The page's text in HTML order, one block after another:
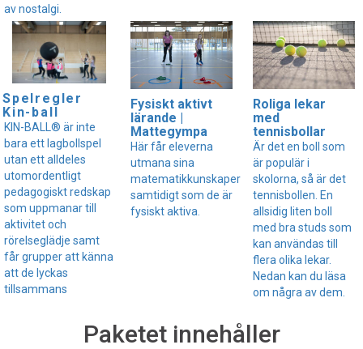
av nostalgi.
Spelregler
Kin-ball
KIN-BALL® är inte
bara ett lagbollspel
utan ett alldeles
utomordentligt
pedagogiskt redskap
som uppmanar till
aktivitet och
rörelseglädje samt
får grupper att känna
att de lyckas
tillsammans
Fysiskt aktivt
lärande |
Mattegympa
Här får eleverna
utmana sina
matematikkunskaper
samtidigt som de är
fysiskt aktiva.
Roliga lekar
med
tennisbollar
Är det en boll som
är populär i
skolorna, så är det
tennisbollen. En
allsidig liten boll
med bra studs som
kan användas till
flera olika lekar.
Nedan kan du läsa
om några av dem.
Paketet innehåller